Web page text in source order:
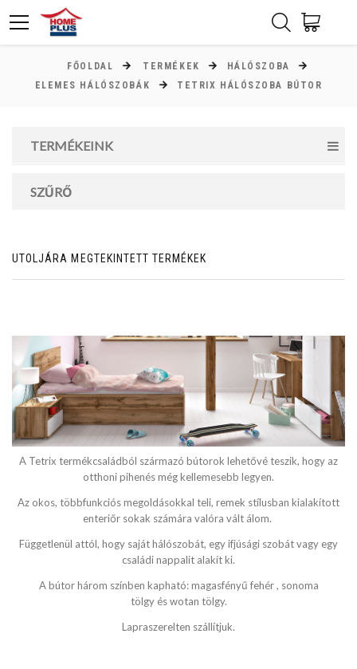
FŐOLDAL TERMÉKEK
HÁLÓSZOBA
ELEMES HÁLÓSZOBÁK
TETRIX HÁLÓSZOBA BÚTOR
TERMÉKEINK
SZŰRŐ
Ft
MAGASSÁG
cm
SZÉLESSÉG
cm
cm
cm
UTOLJÁRA MEGTEKINTETT TERMÉKEK
A Tetrix termékcsaládból származó bútorok lehetővé teszik, hogy az
otthoni pihenés még kellemesebb legyen.
Az okos, többfunkciós megoldásokkal teli, remek stílusban kialakított
enteriőr sokak számára valóra vált álom.
Függetlenül attól, hogy saját hálószobát, egy ifjúsági szobát vagy egy
családi nappalit alakít ki.
A bútor három színben kapható: magasfényű fehér , sonoma
tölgy és wotan tölgy.
Lapraszerelten szállítjuk.